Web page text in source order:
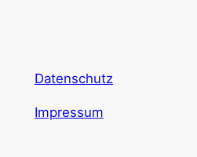
Datenschutz
Impressum